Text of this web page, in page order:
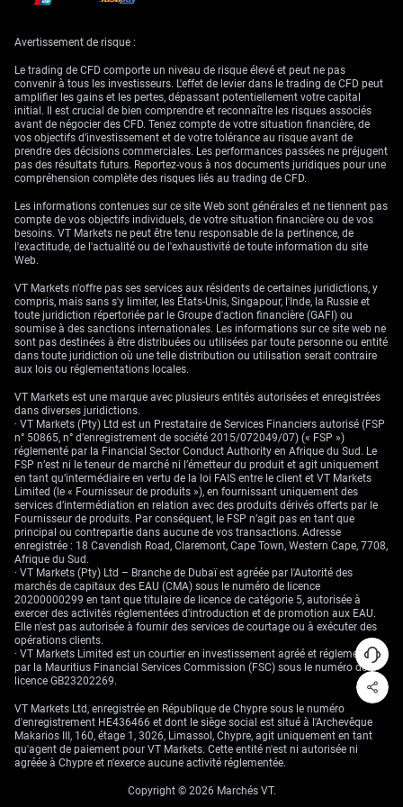
volatilité implicite était faible, rendant des stratégies telles que la vente
pourrions aujourd’hui entrer dans un environnement similaire, où
l’objectif principal consiste à profiter de l’absence de directionnalité.
Avertissement de risque :
Le trading de CFD comporte un niveau de risque élevé et peut ne pas
convenir à tous les investisseurs. L'effet de levier dans le trading de CFD peut
amplifier les gains et les pertes, dépassant potentiellement votre capital
initial. Il est crucial de bien comprendre et reconnaître les risques associés
avant de négocier des CFD. Tenez compte de votre situation financière, de
vos objectifs d’investissement et de votre tolérance au risque avant de
prendre des décisions commerciales. Les performances passées ne préjugent
pas des résultats futurs. Reportez-vous à nos documents juridiques pour une
compréhension complète des risques liés au trading de CFD.
Les informations contenues sur ce site Web sont générales et ne tiennent pas
compte de vos objectifs individuels, de votre situation financière ou de vos
besoins. VT Markets ne peut être tenu responsable de la pertinence, de
l'exactitude, de l'actualité ou de l'exhaustivité de toute information du site
Web.
VT Markets n'offre pas ses services aux résidents de certaines juridictions, y
compris, mais sans s'y limiter, les États-Unis, Singapour, l'Inde, la Russie et
toute juridiction répertoriée par le Groupe d'action financière (GAFI) ou
soumise à des sanctions internationales. Les informations sur ce site web ne
sont pas destinées à être distribuées ou utilisées par toute personne ou entité
dans toute juridiction où une telle distribution ou utilisation serait contraire
aux lois ou réglementations locales.
VT Markets est une marque avec plusieurs entités autorisées et enregistrées
dans diverses juridictions.
· VT Markets (Pty) Ltd est un Prestataire de Services Financiers autorisé (FSP
n° 50865, n° d’enregistrement de société 2015/072049/07) (« FSP »)
réglementé par la Financial Sector Conduct Authority en Afrique du Sud. Le
FSP n’est ni le teneur de marché ni l’émetteur du produit et agit uniquement
en tant qu’intermédiaire en vertu de la loi FAIS entre le client et VT Markets
Limited (le « Fournisseur de produits »), en fournissant uniquement des
services d’intermédiation en relation avec des produits dérivés offerts par le
Fournisseur de produits. Par conséquent, le FSP n’agit pas en tant que
principal ou contrepartie dans aucune de vos transactions. Adresse
enregistrée : 18 Cavendish Road, Claremont, Cape Town, Western Cape, 7708,
Afrique du Sud.
· VT Markets (Pty) Ltd – Branche de Dubaï est agréée par l'Autorité des
marchés de capitaux des EAU (CMA) sous le numéro de licence
20200000299 en tant que titulaire de licence de catégorie 5, autorisée à
exercer des activités réglementées d'introduction et de promotion aux EAU.
Elle n'est pas autorisée à fournir des services de courtage ou à exécuter des
opérations clients.
· VT Markets Limited est un courtier en investissement agréé et réglementé
par la Mauritius Financial Services Commission (FSC) sous le numéro de
licence GB23202269.
VT Markets Ltd, enregistrée en République de Chypre sous le numéro
d'enregistrement HE436466 et dont le siège social est situé à l'Archevêque
Makarios III, 160, étage 1, 3026, Limassol, Chypre, agit uniquement en tant
qu'agent de paiement pour VT Markets. Cette entité n'est ni autorisée ni
agréée à Chypre et n'exerce aucune activité réglementée.
Copyright © 2026 Marchés VT.